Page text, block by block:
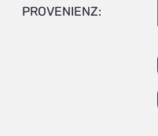
PROVENIENZ: